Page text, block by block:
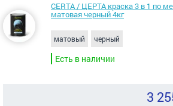
CERTA / ЦЕРТА краска 3 в 1 по
матовая черный 4кг
матовый черный
Есть в наличии
3